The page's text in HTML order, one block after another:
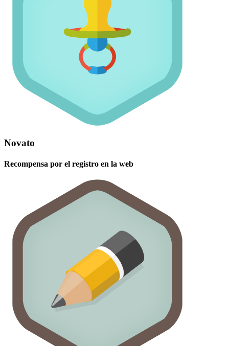
Novato
Recompensa por el registro en la web